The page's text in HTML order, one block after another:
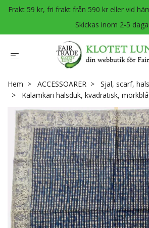
Frakt 59 kr, fri frakt från 590 kr eller vid
Skickas inom 2-5
Hem ACCESSOARER
Sjal, scarf,
Kalamkari halsduk, kvadratisk,